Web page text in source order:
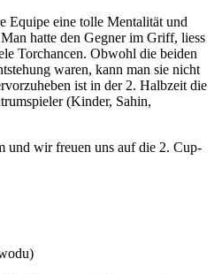
Equipe eine tolle Mentalität und
hatte den Gegner im Griff, liess
Torchancen. Obwohl die beiden
waren, kann man sie nicht
ist in der 2. Halbzeit die
(Kinder, Sahin,
und wir freuen uns auf die 2. Cup-